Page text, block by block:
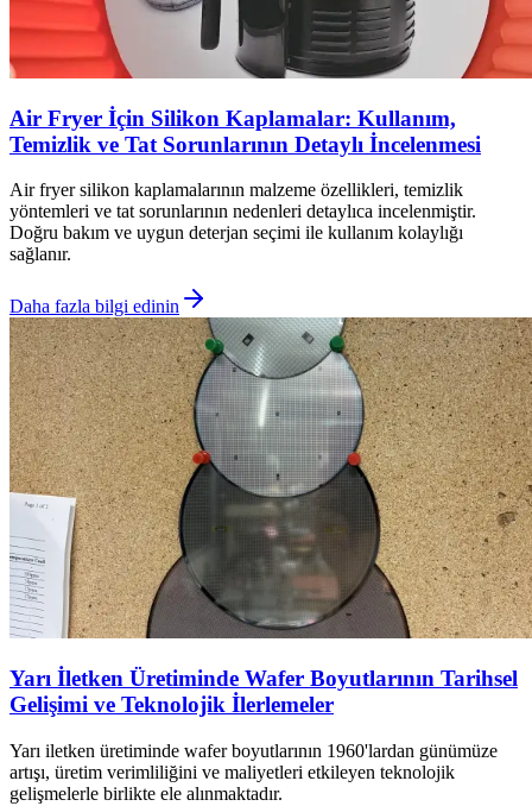
Air Fryer İçin Silikon Kaplamalar: Kullanım,
Temizlik ve Tat Sorunlarının Detaylı İncelenmesi
Air fryer silikon kaplamalarının malzeme özellikleri, temizlik
yöntemleri ve tat sorunlarının nedenleri detaylıca incelenmiştir.
Doğru bakım ve uygun deterjan seçimi ile kullanım kolaylığı
sağlanır.
Daha fazla bilgi edinin
Yarı İletken Üretiminde Wafer Boyutlarının Tarihsel
Gelişimi ve Teknolojik İlerlemeler
Yarı iletken üretiminde wafer boyutlarının 1960'lardan günümüze
artışı, üretim verimliliğini ve maliyetleri etkileyen teknolojik
gelişmelerle birlikte ele alınmaktadır.